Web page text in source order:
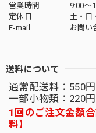
営業時間
9:00〜
定休日
土・日
E-mail
お問い
送料について
通常配送料：550
一部小物類：220
1回のご注文金額
料】